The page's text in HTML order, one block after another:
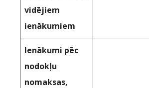
vidējiem
ienākumiem
Ienākumi pēc
nodokļu
nomaksas,